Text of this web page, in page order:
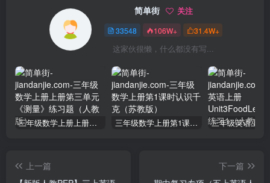
简单街 关注
33548 106W+ 31.4W+
这家伙很懒，什么都没有写...
三年级数学上册上册第三单元《测量》练习题（人教版） 三年级数学上册第1课时认识千克（苏教版）
上一篇
下一篇